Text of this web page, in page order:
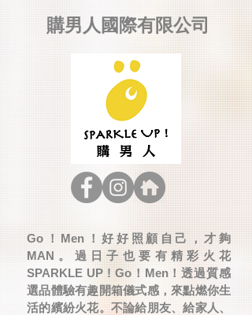
購男人國際有限公司
Go！Men！好好照顧自己，才夠
MAN。過日子也要有精彩火花
SPARKLE UP ! Go！Men！透過質感
選品體驗有趣開箱儀式感，來點燃你生
活的繽紛火花。不論給朋友、給家人、